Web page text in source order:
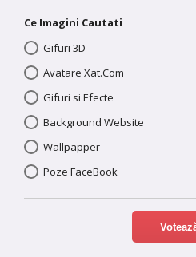
Ce Imagini Cautati
Gifuri 3D
Avatare Xat.Com
Gifuri si Efecte
Background Website
Wallpapper
Poze FaceBook